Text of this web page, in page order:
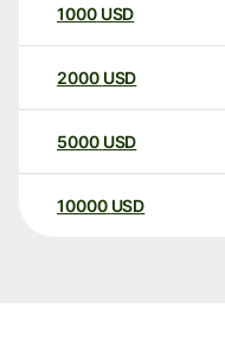
1000 USD
2000 USD
5000 USD
10000 USD